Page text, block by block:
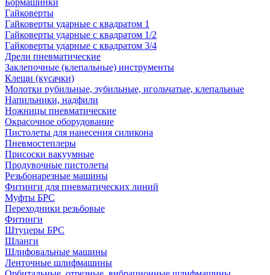
Бормашинки
Гайковерты
Гайковерты ударные с квадратом 1
Гайковерты ударные с квадратом 1/2
Гайковерты ударные с квадратом 3/4
Дрели пневматические
Заклепочные (клепальные) инструменты
Клещи (кусачки)
Молотки рубильные, зубильные, игольчатые, клепальные
Напильники, надфили
Ножницы пневматические
Окрасочное оборудование
Пистолеты для нанесения силикона
Пневмостеплеры
Присоски вакуумные
Продувочные пистолеты
Резьбонарезные машины
Фитинги для пневматических линий
Муфты БРС
Переходники резьбовые
Фитинги
Штуцеры БРС
Шланги
Шлифовальные машины
Ленточные шлифмашины